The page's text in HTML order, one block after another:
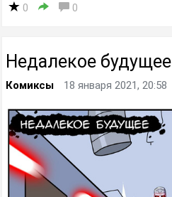
0 0
Недалекое будущее
Комиксы 18 января 2021, 20:58